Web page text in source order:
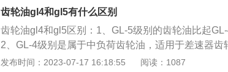
轮油。变速箱油是保持排档系统清洁的油类用品，能
命的作用，具有抗低温于低温时也能进行极有效的
减少油品损失，根据变速箱结构的不同，变速箱油又
速箱油。
齿轮油gl4和gl5有什么区别
齿轮油gl4和gl5区别：1、GL-5级别的齿轮油比起
2、GL-4级别是属于中负荷齿轮油，适用于差速器
轮。3、GL-5则是属于重负荷齿轮油，适用于工作条
发布时间：2023-07-17 16:18:55 阅读：1087